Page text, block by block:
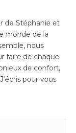
de Stéphanie et
monde de la
nous
faire de chaque
de confort,
pour vous